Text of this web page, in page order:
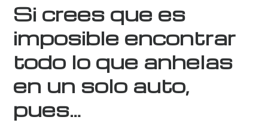
Si crees que es
imposible encontrar
todo lo que anhelas
en un solo auto,
pues…